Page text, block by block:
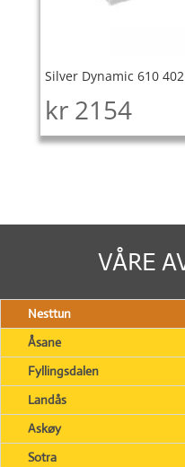
Silver Dynamic 610 402
kr 2154
VÅRE
Nesttun
Åsane
Fyllingsdalen
Landås
Askøy
Sotra